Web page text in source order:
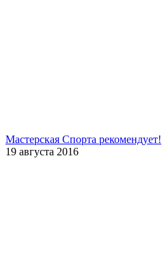
Мастерская Спорта рекомендует!
19 августа 2016